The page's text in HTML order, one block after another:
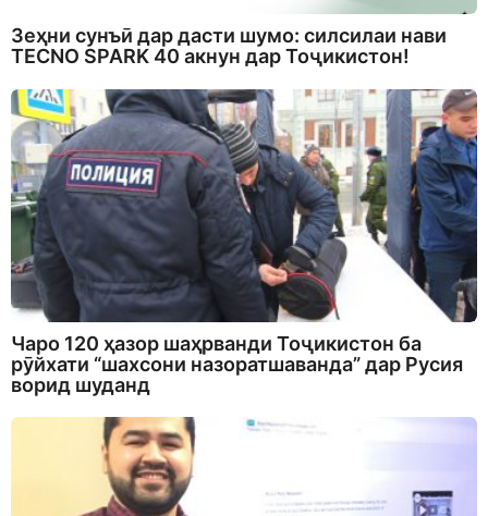
Зеҳни сунъӣ дар дасти шумо: силсилаи нави
TECNO SPARK 40 акнун дар Тоҷикистон!
Чаро 120 ҳазор шаҳрванди Тоҷикистон ба
рӯйхати “шахсони назоратшаванда” дар Русия
ворид шуданд